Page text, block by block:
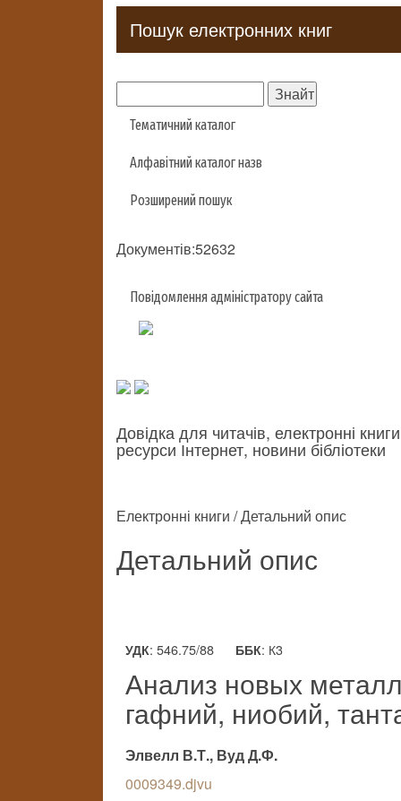
Пошук електронних книг
Тематичний каталог
Алфавітний каталог назв
Розширений пошук
Документів:52632
Повідомлення адміністратору сайта
Довідка для читачів, електронні
ресурси Інтернет, новини бібліотеки
Електронні книги / Детальний опис
Детальний опис
УДК: 546.75/88 ББК: К3
Анализ новых
гафний, ниобий,
Элвелл В.Т., Вуд Д.Ф.
0009349.djvu